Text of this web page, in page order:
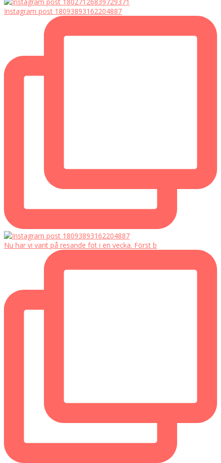
Instagram post 18093893162204887
Nu har vi varit på resande fot i en vecka. Först b